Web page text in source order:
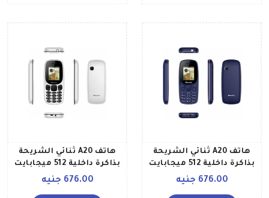
هاتف A20 ثنائي الشريحة
بذاكرة داخلية 512 ميجابايت
بشبكة الجيل الثاني وبلون
676.00 جنيه
هاتف A20 ثنائي الشريحة
بذاكرة داخلية 512 ميجابايت
وبتقنية 2G وبلون أبيض676.00 جنيه